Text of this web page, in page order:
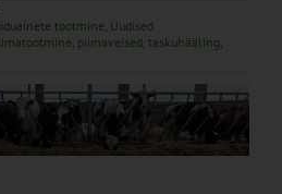
tootmine, Uudised
, piimaveised, taskuhääling,